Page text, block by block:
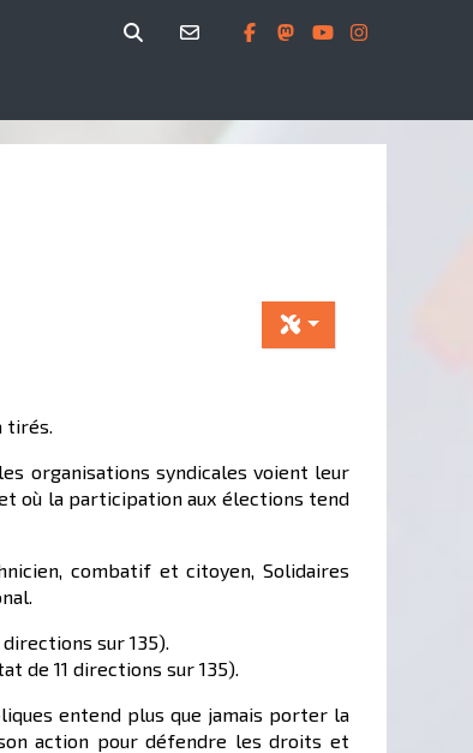
tirés.
organisations syndicales voient leur
où la participation aux élections tend
combatif et citoyen, Solidaires
sur 135).
de 11 directions sur 135).
entend plus que jamais porter la
action pour défendre les droits et